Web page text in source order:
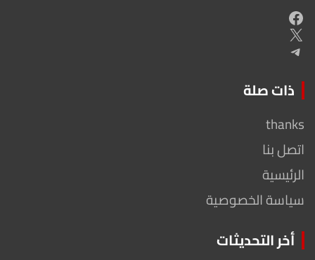
Facebook
X
Telegram
ذات صلة
thanks
اتصل بنا
الرئيسية
سياسة الخصوصية
أخر التحديثات